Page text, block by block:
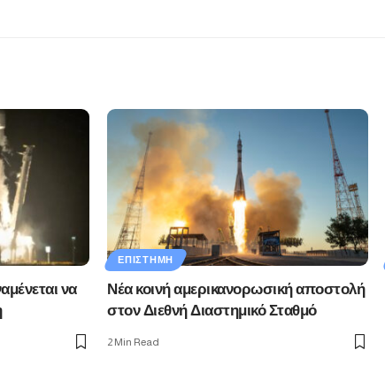
να
ΕΠΙΣΤΉΜΗ
Νέα κοινή αμερικανορωσική αποστολή
στον Διεθνή Διαστημικό Σταθμό
2 Min Read